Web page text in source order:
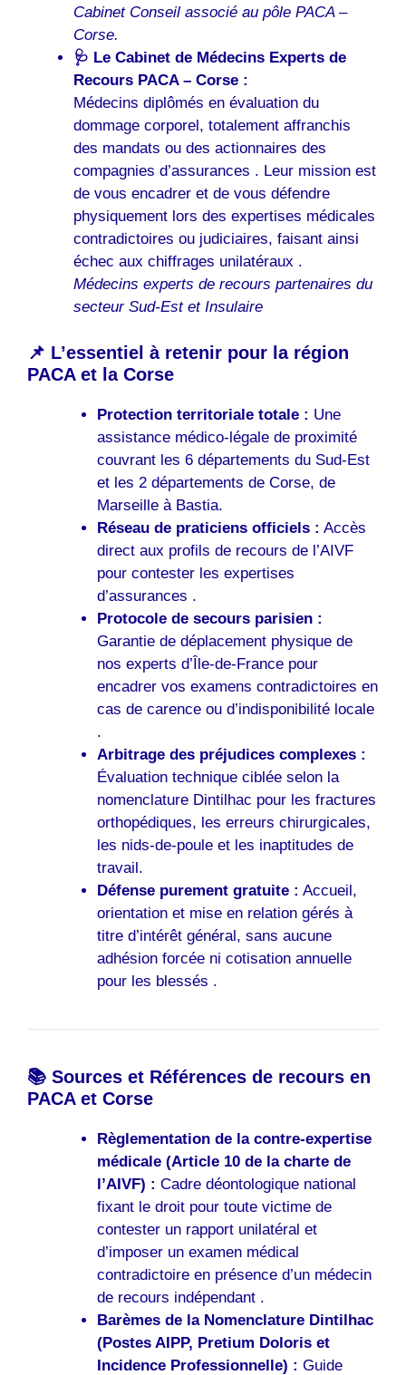
Cabinet Conseil associé au pôle PACA –
Corse.
🩺 Le Cabinet de Médecins Experts de
Recours PACA – Corse :
Médecins diplômés en évaluation du
dommage corporel, totalement affranchis
des mandats ou des actionnaires des
compagnies d’assurances . Leur mission est
de vous encadrer et de vous défendre
physiquement lors des expertises médicales
contradictoires ou judiciaires, faisant ainsi
échec aux chiffrages unilatéraux .
Médecins experts de recours partenaires du
secteur Sud-Est et Insulaire
📌 L’essentiel à retenir pour la région
PACA et la Corse
Protection territoriale totale : Une
assistance médico-légale de proximité
couvrant les 6 départements du Sud-Est
et les 2 départements de Corse, de
Marseille à Bastia.
Réseau de praticiens officiels : Accès
direct aux profils de recours de l’AIVF
pour contester les expertises
d’assurances .
Protocole de secours parisien :
Garantie de déplacement physique de
nos experts d’Île-de-France pour
encadrer vos examens contradictoires en
cas de carence ou d’indisponibilité locale
.
Arbitrage des préjudices complexes :
Évaluation technique ciblée selon la
nomenclature Dintilhac pour les fractures
orthopédiques, les erreurs chirurgicales,
les nids-de-poule et les inaptitudes de
travail.
Défense purement gratuite : Accueil,
orientation et mise en relation gérés à
titre d’intérêt général, sans aucune
adhésion forcée ni cotisation annuelle
pour les blessés .
📚 Sources et Références de recours en
PACA et Corse
Règlementation de la contre-expertise
médicale (Article 10 de la charte de
l’AIVF) : Cadre déontologique national
fixant le droit pour toute victime de
contester un rapport unilatéral et
d’imposer un examen médical
contradictoire en présence d’un médecin
de recours indépendant .
Barèmes de la Nomenclature Dintilhac
(Postes AIPP, Pretium Doloris et
Incidence Professionnelle) : Guide